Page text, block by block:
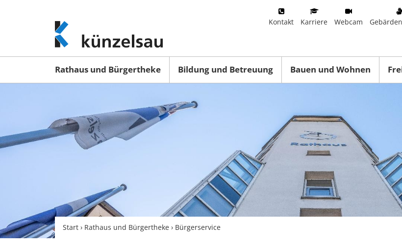
www.kuenzelsau.de
(zur
Startseite)
Kontakt Karriere Webcam
Rathaus und Bürgertheke Bildung und Betreuung Bauen und Wohnen
Start › Rathaus und Bürgertheke › Bürgerservice